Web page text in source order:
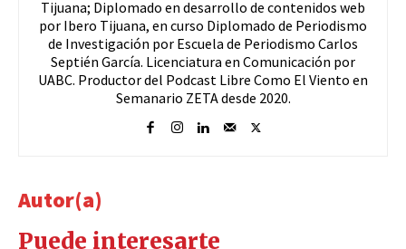
Tijuana; Diplomado en desarrollo de contenidos web
por Ibero Tijuana, en curso Diplomado de Periodismo
de Investigación por Escuela de Periodismo Carlos
Septién García. Licenciatura en Comunicación por
UABC. Productor del Podcast Libre Como El Viento en
Semanario ZETA desde 2020.
Autor(a)
Puede interesarte